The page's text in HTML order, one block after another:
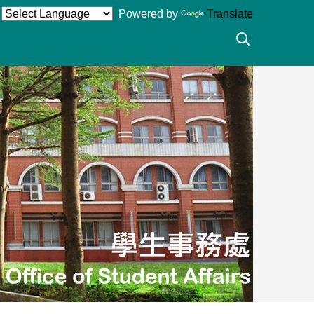
Powered by Translate